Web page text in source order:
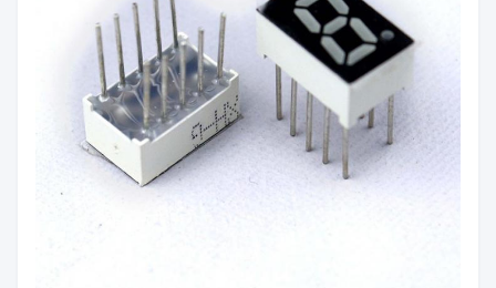
노란색/주황색/파란색/흰
광도: 60mcd/칩
극성: 공통 양극/공통 음극